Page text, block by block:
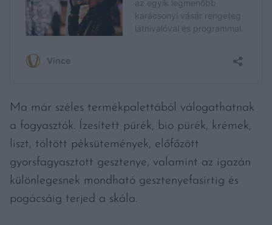
Ma már széles termékpalettából válogathatnak
a fogyasztók. Ízesített pürék, bio pürék, krémek,
liszt, töltött péksütemények, előfőzött
gyorsfagyasztott gesztenye, valamint az igazán
különlegesnek mondható gesztenyefasírtig és
pogácsáig terjed a skála.